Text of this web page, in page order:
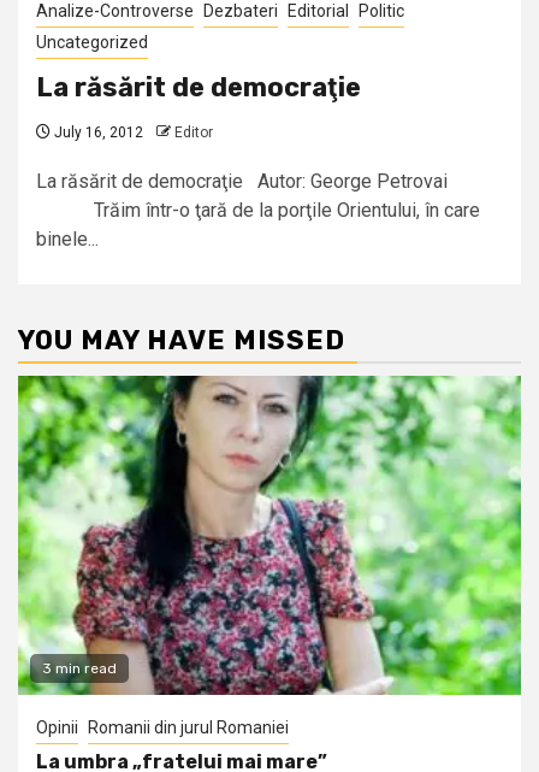
Analize-Controverse Dezbateri Editorial
Politic
Uncategorized
La răsărit de democraţie
July 16, 2012 Editor
La răsărit de democraţie Autor: George Petrovai
Trăim într-o ţară de la porţile Orientului, în care
binele...
YOU MAY HAVE MISSED
3 min read
Opinii Romanii din jurul Romaniei
La umbra „fratelui mai mare”